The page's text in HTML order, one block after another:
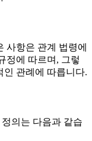
사항은 관계 법령에
정에 따르며, 그렇
인 관례에 따릅니다.
의는 다음과 같습